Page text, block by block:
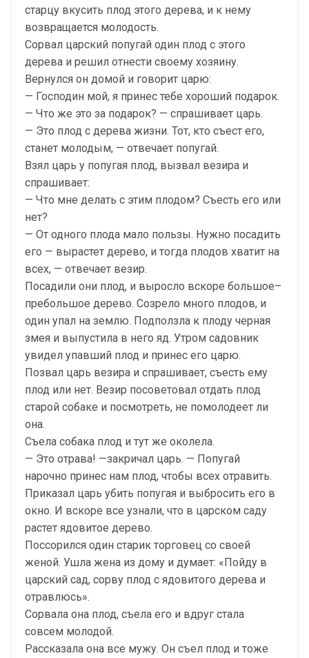
старцу вкусить плод этого дерева, и к нему
возвращается молодость.
Сорвал царский попугай один плод с этого
дерева и решил отнести своему хозяину.
Вернулся он домой и говорит царю:
— Господин мой, я принес тебе хороший подарок.
— Что же это за подарок? — спрашивает царь.
— Это плод с дерева жизни. Тот, кто съест его,
станет молодым, — отвечает попугай.
Взял царь у попугая плод, вызвал везира и
спрашивает:
— Что мне делать с этим плодом? Съесть его или
нет?
— От одного плода мало пользы. Нужно посадить
его — вырастет дерево, и тогда плодов хватит на
всех, — отвечает везир.
Посадили они плод, и выросло вскоре большое–
пребольшое дерево. Созрело много плодов, и
один упал на землю. Подползла к плоду черная
змея и выпустила в него яд. Утром садовник
увидел упавший плод и принес его царю.
Позвал царь везира и спрашивает, съесть ему
плод или нет. Везир посоветовал отдать плод
старой собаке и посмотреть, не помолодеет ли
она.
Съела собака плод и тут же околела.
— Это отрава! —закричал царь. — Попугай
нарочно принес нам плод, чтобы всех отравить.
Приказал царь убить попугая и выбросить его в
окно. И вскоре все узнали, что в царском саду
растет ядовитое дерево.
Поссорился один старик торговец со своей
женой. Ушла жена из дому и думает: «Пойду в
царский сад, сорву плод с ядовитого дерева и
отравлюсь».
Сорвала она плод, съела его и вдруг стала
совсем молодой.
Рассказала она все мужу. Он съел плод и тоже